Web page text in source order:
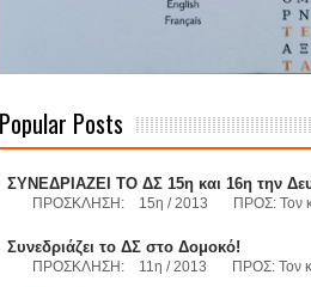
Popular Posts
ΣΥΝΕΔΡΙΑΖΕΙ ΤΟ ΔΣ 15η και 16η την
ΠΡΟΣΚΛΗΣΗ: 15η / 2013 ΠΡΟΣ: Τον κο
Συνεδριάζει το ΔΣ στο Δομοκό!
ΠΡΟΣΚΛΗΣΗ: 11η / 2013 ΠΡΟΣ: Τον κο